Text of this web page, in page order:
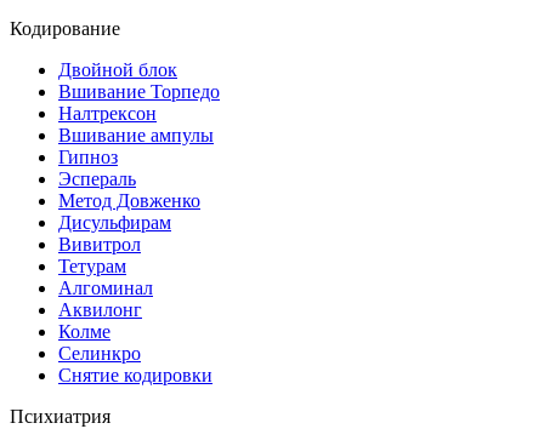
Кодирование
Двойной блок
Вшивание Торпедо
Налтрексон
Вшивание ампулы
Гипноз
Эспераль
Метод Довженко
Дисульфирам
Вивитрол
Тетурам
Алгоминал
Аквилонг
Колме
Селинкро
Снятие кодировки
Психиатрия